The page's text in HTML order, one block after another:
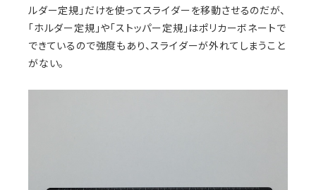
ルダー定規」だけを使ってスライダーを移動させるのだが、
「ホルダー定規」や「ストッパー定規」はポリカーボネートで
できているので強度もあり、スライダーが外れてしまうこと
がない。